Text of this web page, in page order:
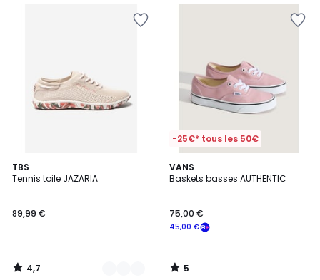
TBS
Tennis toile JAZARIA
89,99 €
4,7
/ 5
35
Couleurs
4,7
/
-25€* tous les 50€
VANS
Baskets basses AUTHENTIC
45,00 €
75,00 €
5
/
5
/